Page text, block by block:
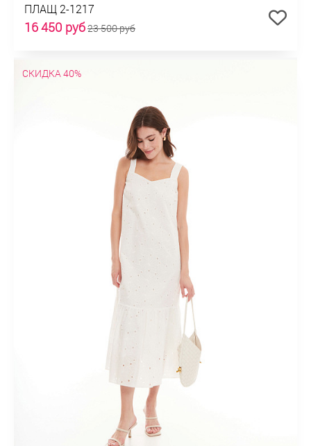
ПЛАЩ 2-1217
16 450 руб23 500 руб
СКИДКА 40%